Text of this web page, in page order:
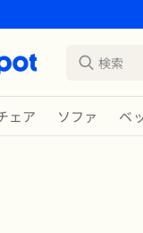
ェア ソファ ベ